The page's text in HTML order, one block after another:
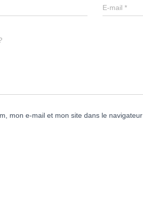
E-mail*
mon e-mail et mon site dans le